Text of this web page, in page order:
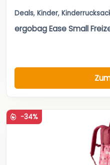
Deals, Kinder,
ergobag Ease Small
-34%